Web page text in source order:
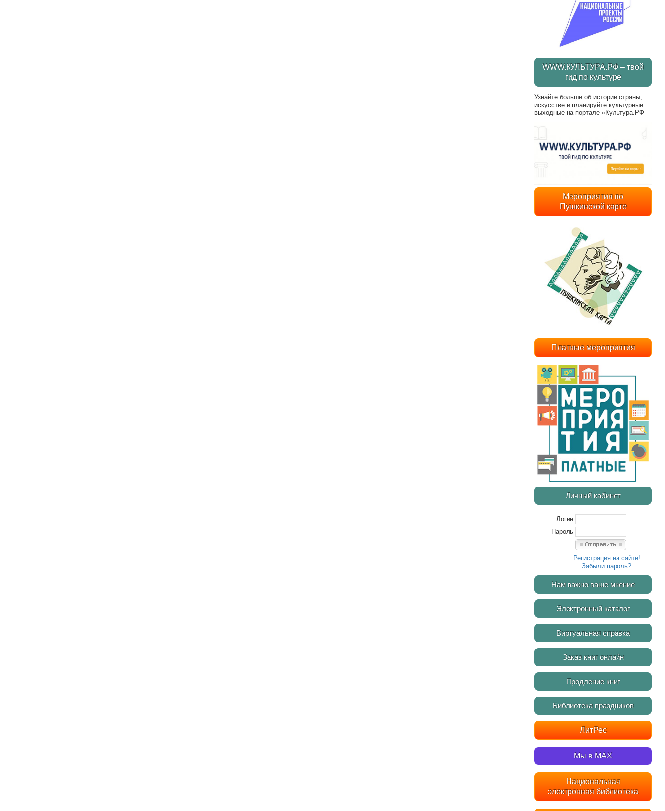
WWW.КУЛЬТУРА.РФ – твой
гид по культуре
Узнайте больше об истории страны,
искусстве и планируйте культурные
выходные на портале «Культура.РФ
Мероприятия по
Пушкинской карте
Платные мероприятия
Личный кабинет
Логин
Пароль
Регистрация на сайте!
Забыли пароль?
Нам важно ваше мнение
Электронный каталог
Виртуальная справка
Заказ книг онлайн
Продление книг
Библиотека праздников
ЛитРес
Мы в MAX
Национальная
электронная библиотека